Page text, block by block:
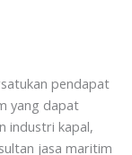
pendapat
yang dapat
industri kapal,
jasa maritim